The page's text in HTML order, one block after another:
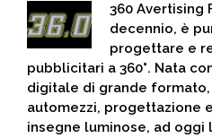
360 Avertising
decennio, è
progettare e
pubblicitari a 360°. Nata
digitale di grande
automezzi, progettazione
insegne luminose, ad oggi